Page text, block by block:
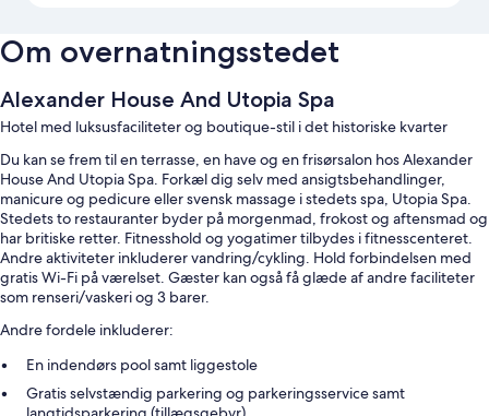
Om overnatningsstedet
Alexander House And Utopia Spa
Hotel med luksusfaciliteter og boutique-stil i det historiske kvarter
Du kan se frem til en terrasse, en have og en frisørsalon hos Alexander
House And Utopia Spa. Forkæl dig selv med ansigtsbehandlinger,
manicure og pedicure eller svensk massage i stedets spa, Utopia Spa.
Stedets to restauranter byder på morgenmad, frokost og aftensmad og
har britiske retter. Fitnesshold og yogatimer tilbydes i fitnesscenteret.
Andre aktiviteter inkluderer vandring/cykling. Hold forbindelsen med
gratis Wi-Fi på værelset. Gæster kan også få glæde af andre faciliteter
som renseri/vaskeri og 3 barer.
Andre fordele inkluderer:
En indendørs pool samt liggestole
Gratis selvstændig parkering og parkeringsservice samt